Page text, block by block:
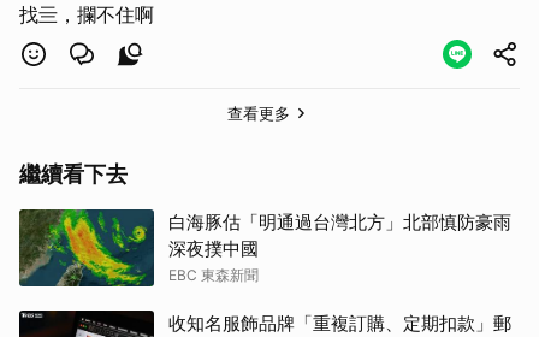
找亖，攔不住啊
查看更多
繼續看下去
白海豚估「明通過台灣北方」北部慎防豪雨
深夜撲中國
EBC 東森新聞
收知名服飾品牌「重複訂購、定期扣款」郵